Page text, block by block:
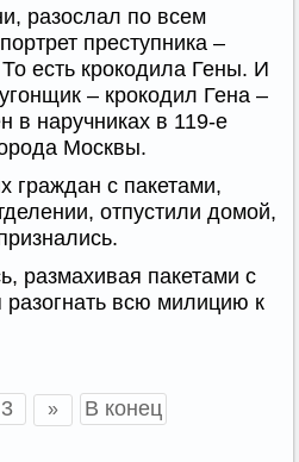
разослал по всем
преступника –
есть крокодила Гены. И
– крокодил Гена –
в наручниках в 119-е
Москвы.
граждан с пакетами,
отпустили домой,
размахивая пакетами с
всю милицию к
3 » В конец